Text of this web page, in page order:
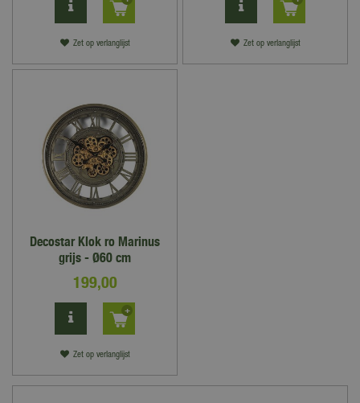
Zet op verlanglijst Zet op verlanglijst
Decostar Klok ro Marinus
grijs - Ø60 cm
199,00
Zet op verlanglijst